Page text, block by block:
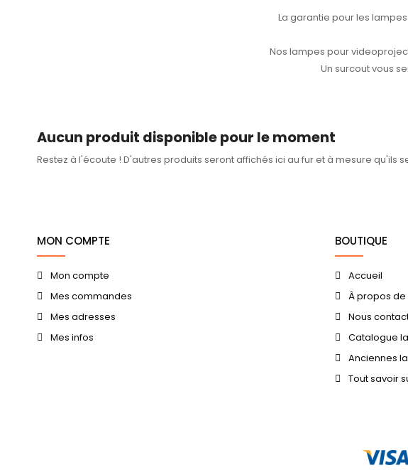
La garantie pour les
Nos lampes pour
Un surcout vous
Aucun produit disponible pour le moment
Restez à l'écoute ! D'autres produits seront affichés ici au fur et à mesure qu'ils
MON COMPTE
Mon compte
Mes commandes
Mes adresses
Mes infos
BOUTIQUE
Accueil
À propos de
Nous
Catalogue
Anciennes
Tout savoir